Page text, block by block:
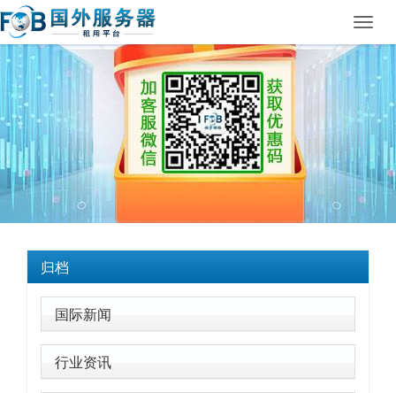
归档
国际新闻
行业资讯